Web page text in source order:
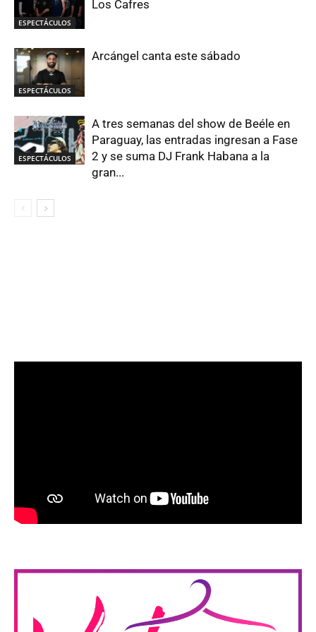
ESPECTÁCULOS
Los Cafres
ESPECTÁCULOS
Arcángel canta este sábado
ESPECTÁCULOS
A tres semanas del show de Beéle en
Paraguay, las entradas ingresan a Fase
2 y se suma DJ Frank Habana a la
gran...